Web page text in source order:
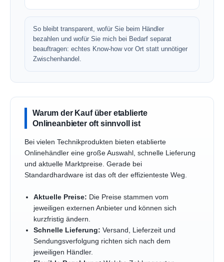
So bleibt transparent, wofür Sie beim Händler
bezahlen und wofür Sie mich bei Bedarf separat
beauftragen: echtes Know-how vor Ort statt unnötiger
Zwischenhandel.
Warum der Kauf über etablierte
Onlineanbieter oft sinnvoll ist
Bei vielen Technikprodukten bieten etablierte
Onlinehändler eine große Auswahl, schnelle Lieferung
und aktuelle Marktpreise. Gerade bei
Standardhardware ist das oft der effizienteste Weg.
Aktuelle Preise: Die Preise stammen vom
jeweiligen externen Anbieter und können sich
kurzfristig ändern.
Schnelle Lieferung: Versand, Lieferzeit und
Sendungsverfolgung richten sich nach dem
jeweiligen Händler.